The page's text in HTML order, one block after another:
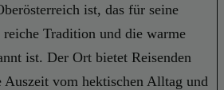
ist, das für seine
Tradition und die warme
ist. Der Ort bietet Reisenden
Auszeit vom hektischen Alltag und